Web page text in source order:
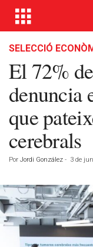
SELECCIÓ
El 72%
denuncia
que
cerebrals
Por Jordi González - 3 de